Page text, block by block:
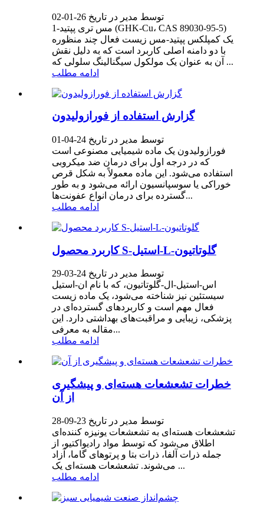
توسط مدیر در تاریخ 26-01-02
مس تری پپتید-1 (GHK-Cu، CAS 89030-95-5)
یک کمپلکس پپتید-مس زیست فعال چند منظوره
با دو دامنه اصلی کاربرد است که به دلیل نقش
آن به عنوان یک مولکول سیگنالینگ سلولی که ...
ادامه مطلب
گزارش استفاده از فورازولیدون
توسط مدیر در تاریخ 24-04-01
فورازولیدون یک ماده شیمیایی مصنوعی است
که در درجه اول برای درمان ضد میکروبی
استفاده می‌شود. این ماده معمولاً به شکل قرص
خوراکی یا سوسپانسیون ارائه می‌شود و به طور
گسترده برای درمان انواع عفونت‌ها...
ادامه مطلب
کاربرد محصول S-استیل-L-گلوتاتیون
توسط مدیر در تاریخ 24-03-29
اس-استیل-ال-گلوتاتیون، که با نام ان-استیل
سیستئین نیز شناخته می‌شود، یک ماده زیست
فعال مهم است و کاربردهای گسترده‌ای در
پزشکی، زیبایی و مراقبت‌های بهداشتی دارد. این
مقاله به معرفی...
ادامه مطلب
خطرات تشعشعات هسته‌ای و پیشگیری
از آن
توسط مدیر در تاریخ 23-09-28
تشعشعات هسته‌ای به تشعشعات یونیزه کننده‌ای
اطلاق می‌شود که توسط مواد رادیواکتیو، از
جمله ذرات آلفا، ذرات بتا و پرتوهای گاما، آزاد
می‌شوند. تشعشعات هسته‌ای یک ...
ادامه مطلب